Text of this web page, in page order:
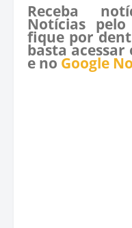
Receba
Notícias pelo
fique por
basta acessar
e no Google